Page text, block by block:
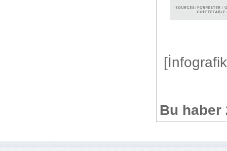
Bu haber